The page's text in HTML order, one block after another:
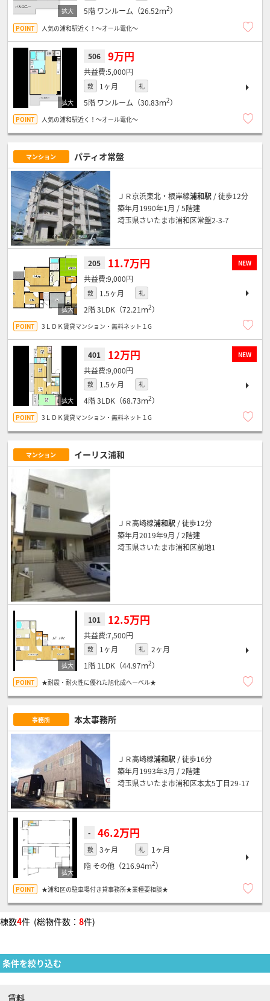
5階 ワンルーム（26.52ｍ2）
人気の浦和駅近く！～オール電化～
506 9万円
5,000円
敷 1ヶ月 礼
5階 ワンルーム（30.83ｍ2）
人気の浦和駅近く！～オール電化～
マンション パティオ常盤
ＪＲ京浜東北・根岸線浦和駅 / 徒歩12分
築年月1990年1月 / 5階建
埼玉県さいたま市浦和区常盤2-3-7
NEW
205 11.7万円
9,000円
敷 1.5ヶ月 礼
2階3LDK（72.21ｍ2）
3ＬＤＫ賃貸マンション・無料ネット１G
NEW
401 12万円
9,000円
敷 1.5ヶ月 礼
4階3LDK（68.73ｍ2）
3ＬＤＫ賃貸マンション・無料ネット１G
マンション イーリス浦和
ＪＲ高崎線浦和駅 / 徒歩12分
築年月2019年9月 / 2階建
埼玉県さいたま市浦和区前地1
101 12.5万円
7,500円
敷 1ヶ月 礼
2ヶ月
1階 1LDK（44.97ｍ2）
★耐震・耐火性に優れた旭化成へーベル★
事務所 本太事務所
ＪＲ高崎線浦和駅 / 徒歩16分
築年月1993年3月 / 2階建
埼玉県さいたま市浦和区本太5丁目29-17
- 46.2万円
敷 3ヶ月 礼
1ヶ月
階 その他（216.94ｍ2）
★浦和区の駐車場付き貸事務所★業種要相談★
棟数4件 (総物件数： 8件)
条件を絞り込む
賃料